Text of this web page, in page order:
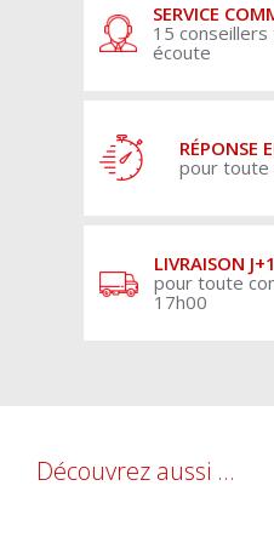
SERVICE
15
écoute
RÉPONSE
pour toute
LIVRAISON J+1
pour toute
17h00
Découvrez aussi ...